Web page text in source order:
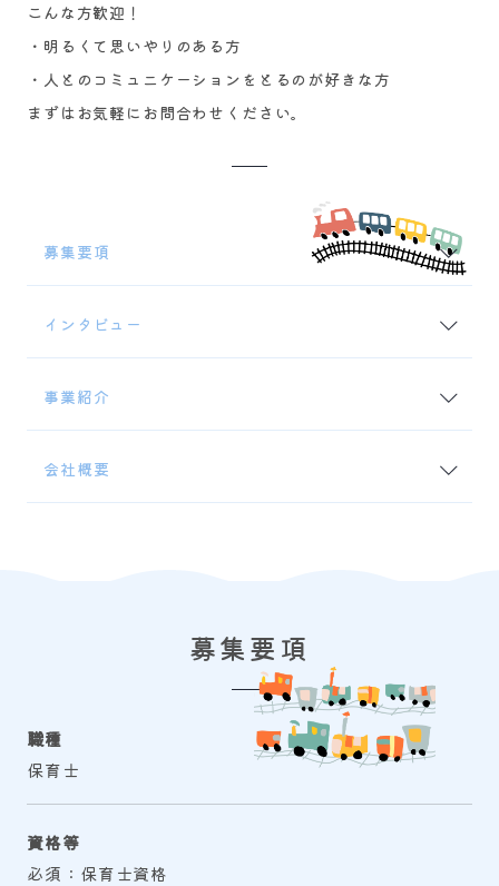
こんな方歓迎！
・明るくて思いやりのある方
・人とのコミュニケーションをとるのが好きな方
まずはお気軽にお問合わせください。
募集要項
インタビュー
事業紹介
会社概要
募集要項
職種
保育士
資格等
必須：保育士資格